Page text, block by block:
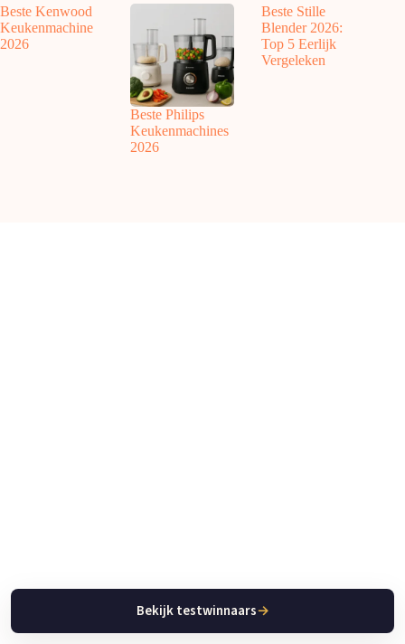
Beste Kenwood
Keukenmachine
2026
Beste Philips
Keukenmachines
2026
Beste Stille
Blender 2026:
Top 5 Eerlijk
Vergeleken
Bekijk testwinnaars→